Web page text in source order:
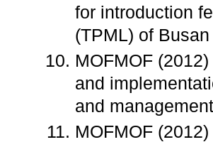
for introduction
(TPML) of
MOFMOF
and
and
MOFMOF